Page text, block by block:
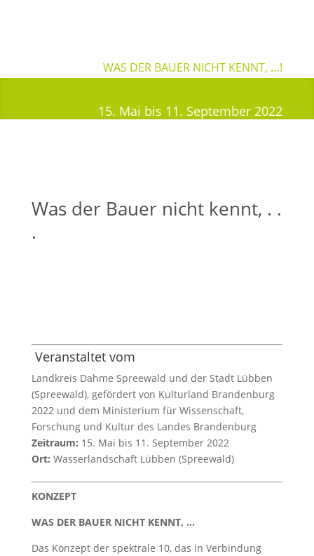
WAS DER BAUER NICHT KENNT, …!
15. Mai bis 11. September 2022
Was der Bauer nicht kennt, . .
.
Veranstaltet vom
Landkreis Dahme Spreewald und der Stadt Lübben
(Spreewald), gefördert von Kulturland Brandenburg
2022 und dem Ministerium für Wissenschaft,
Forschung und Kultur des Landes Brandenburg
Zeitraum: 15. Mai bis 11. September 2022
Ort: Wasserlandschaft Lübben (Spreewald)
KONZEPT
WAS DER BAUER NICHT KENNT, …
Das Konzept der spektrale 10, das in Verbindung